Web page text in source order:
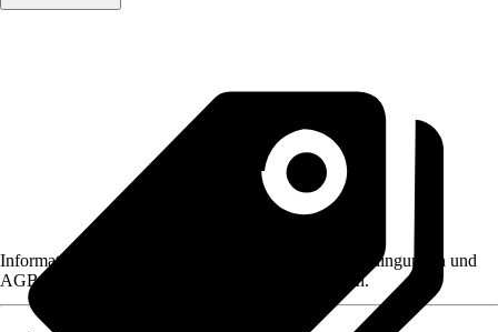
Informationen des Verkäufers, wie z. B. Rückgabebedingungen und
AGB, finden Sie bei Klick auf den Verkäufernamen.